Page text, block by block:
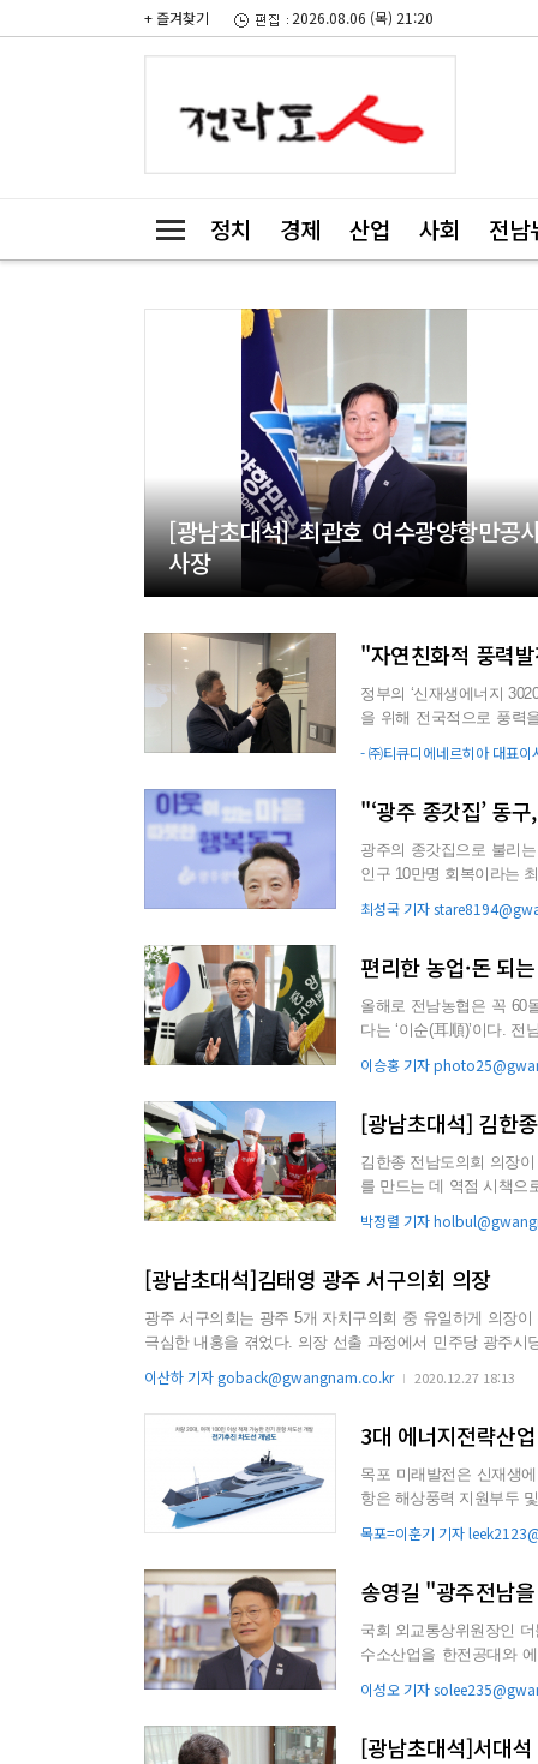
+ 즐겨찾기 2026.08.06 (목) 21:20
정치 경제 산업 사회 전남
[광남초대석] 최관호 여수광양항만공
사장
"자연친화적 풍력
정부의 ‘신재생에너지
을 위해 전국적으로 풍력을 중심
- ㈜티큐디에네르히아 대표
"‘광주 종갓집’ 동
광주의 종갓집으로 불리는
인구 10만명 회복이라는
최성국 기자
편리한 농업·돈 되
올해로 전남농협은 꼭 60
다는 ‘이순(耳順)’이다.
이승홍 기자
[광남초대석] 김한
김한종 전남도의회 의장
를 만드는 데 역점 시책으
박정렬 기자
[광남초대석]김태영 광주 서구의회 의장
광주 서구의회는 광주 5개 자치구의회 중 유일하게 의장이 무소속이다. 지난 7월 향후 2년을 이끌어갈 후
극심한 내홍을 겪었다. 의장 선출 과정에서 민주당 광주시당의 당론을 어기고 후보 등록한 김태영 의원이 당선되는 상황이 발생했
이산하 기자 goback@gwangnam.co.kr 2020.12.27 18:13
3대 에너지전략산
목포 미래발전은 신재생에너지산업이다. 용당남항에 전국
항은 해상풍력 지원부두
목포=이훈기 기자
송영길 "광주전남
국회 외교통상위원장인
수소산업을 한전공대와
이성오 기자
[광남초대석]서대